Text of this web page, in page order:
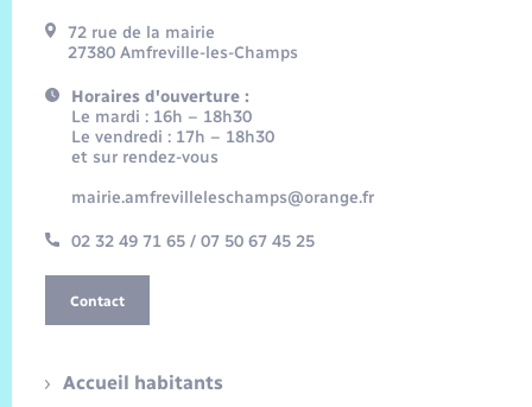
72 rue de la mairie
27380 Amfreville-les-Champs
Horaires d'ouverture :
Le mardi : 16h – 18h30
Le vendredi : 17h – 18h30
et sur rendez-vous
mairie.amfrevilleleschamps@orange.fr
02 32 49 71 65 / 07 50 67 45 25
Contact
Accueil habitants